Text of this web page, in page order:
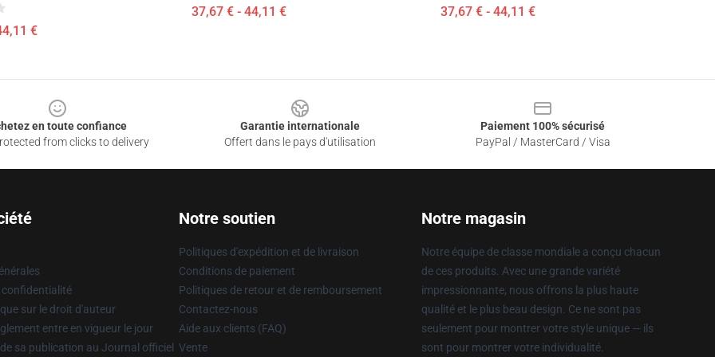
€
37,67 € - 44,11 € 37,67 € - 44,11 €
en toute confiance
from clicks to delivery
Garantie internationale
Offert dans le pays d'utilisation
Paiement 100% sécurisé
PayPal / MasterCard / Visa
confidentialité
sur le droit d'auteur
entre en vigueur le jour
sa publication au Journal officiel
Notre soutien
Politiques d'expédition et de livraison
Conditions de paiement
Politiques de retour et de remboursement
Contactez-nous
Aide aux clients (FAQ)
Vente
Notre magasin
Notre équipe de classe mondiale a conçu chacun
de ces produits. Avec une grande variété
impressionnante, nous offrons la plus haute
qualité et le plus beau design. Ce ne sont pas
seulement pour montrer votre style unique — ils
sont pour montrer votre individualité.